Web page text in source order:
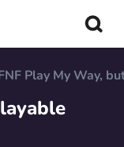
Play My Way,